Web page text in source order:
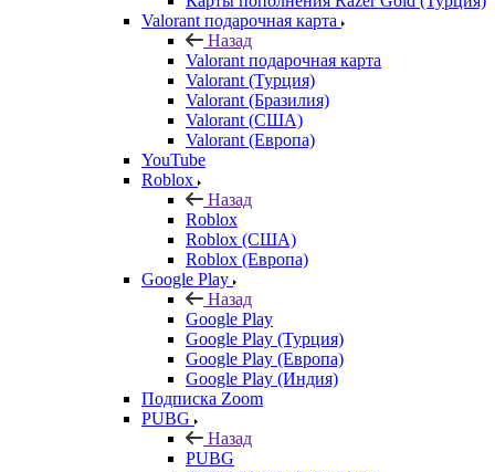
Valorant подарочная карта
Назад
Valorant подарочная карта
Valorant (Турция)
Valorant (Бразилия)
Valorant (США)
Valorant (Европа)
YouTube
Roblox
Назад
Roblox
Roblox (США)
Roblox (Европа)
Google Play
Назад
Google Play
Google Play (Турция)
Google Play (Европа)
Google Play (Индия)
Подписка Zoom
PUBG
Назад
PUBG